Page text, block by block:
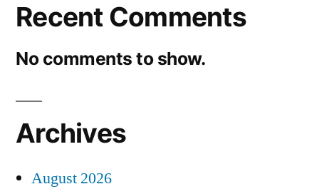
Recent Comments
No comments to show.
Archives
August 2026